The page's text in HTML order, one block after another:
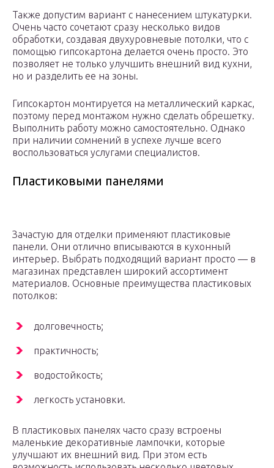
Также допустим вариант с нанесением штукатурки.
Очень часто сочетают сразу несколько видов
обработки, создавая двухуровневые потолки, что с
помощью гипсокартона делается очень просто. Это
позволяет не только улучшить внешний вид кухни,
но и разделить ее на зоны.
Гипсокартон монтируется на металлический каркас,
поэтому перед монтажом нужно сделать обрешетку.
Выполнить работу можно самостоятельно. Однако
при наличии сомнений в успехе лучше всего
воспользоваться услугами специалистов.
Пластиковыми панелями
Зачастую для отделки применяют пластиковые
панели. Они отлично вписываются в кухонный
интерьер. Выбрать подходящий вариант просто — в
магазинах представлен широкий ассортимент
материалов. Основные преимущества пластиковых
потолков:
долговечность;
практичность;
водостойкость;
легкость установки.
В пластиковых панелях часто сразу встроены
маленькие декоративные лампочки, которые
улучшают их внешний вид. При этом есть